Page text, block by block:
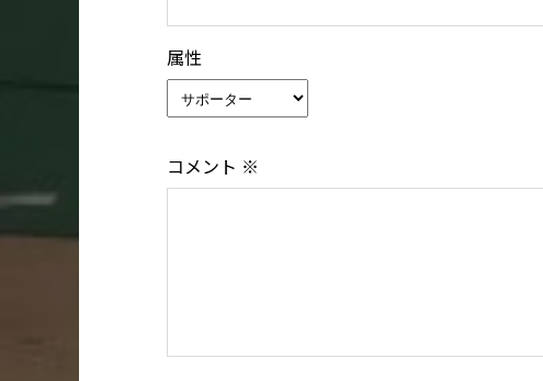
属性
コメント ※